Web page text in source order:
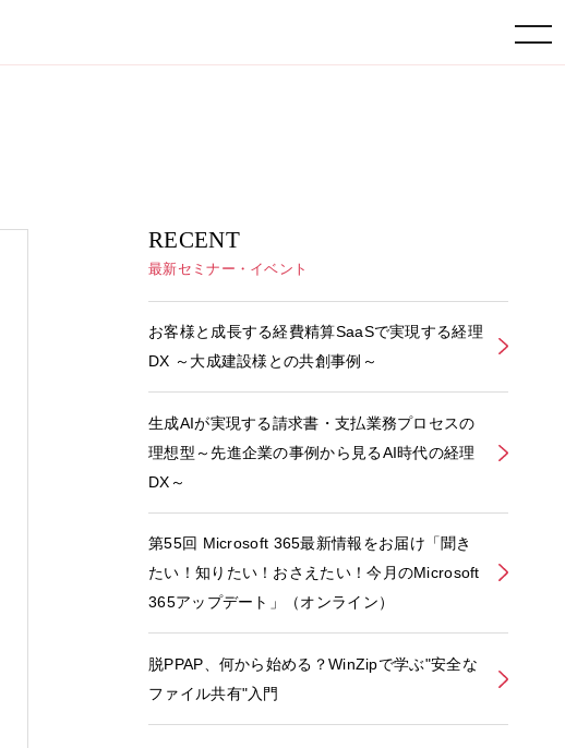
toggle navigation
RECENT
最新セミナー・イベント
お客様と成長する経費精算SaaSで実現する経理
DX ～大成建設様との共創事例～
生成AIが実現する請求書・支払業務プロセスの
理想型～先進企業の事例から見るAI時代の経理
DX～
第55回 Microsoft 365最新情報をお届け「聞き
たい！知りたい！おさえたい！今月のMicrosoft
365アップデート」（オンライン）
脱PPAP、何から始める？WinZipで学ぶ"安全な
ファイル共有"入門